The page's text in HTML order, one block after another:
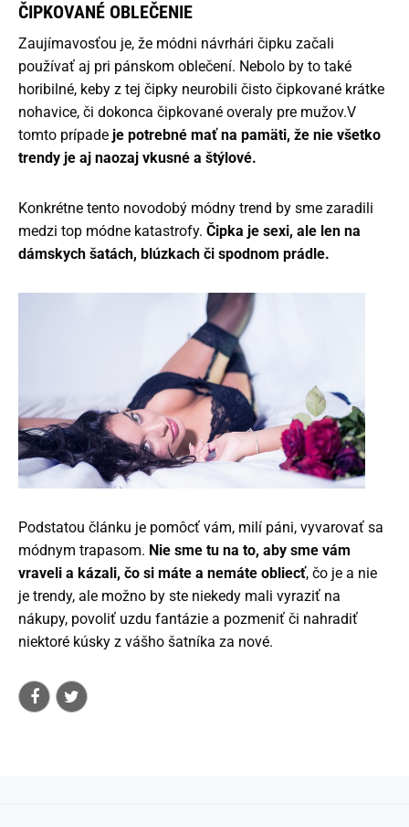
ČIPKOVANÉ OBLEČENIE
Zaujímavosťou je, že módni návrhári čipku začali
používať aj pri pánskom oblečení. Nebolo by to také
horibilné, keby z tej čipky neurobili čisto čipkované krátke
nohavice, či dokonca čipkované overaly pre mužov.V
tomto prípade je potrebné mať na pamäti, že nie všetko
trendy je aj naozaj vkusné a štýlové.
Konkrétne tento novodobý módny trend by sme zaradili
medzi top módne katastrofy. Čipka je sexi, ale len na
dámskych šatách, blúzkach či spodnom prádle.
Podstatou článku je pomôcť vám, milí páni, vyvarovať sa
módnym trapasom. Nie sme tu na to, aby sme vám
vraveli a kázali, čo si máte a nemáte obliecť, čo je a nie
je trendy, ale možno by ste niekedy mali vyraziť na
nákupy, povoliť uzdu fantázie a pozmeniť či nahradiť
niektoré kúsky z vášho šatníka za nové.